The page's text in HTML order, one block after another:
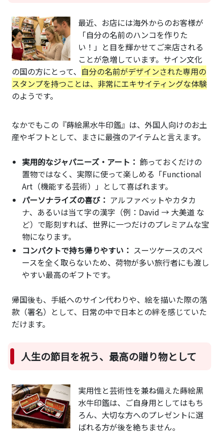
最近、お店には海外からのお客様が
「自分の名前のハンコを作りた
い！」と目を輝かせてご来店される
ことが急増しています。サイン文化
の国の方にとって、 自分の名前がデザインされた専用の
スタンプを持つことは、非常にエキサイティングな体験
のようです。
なかでもこの『蒔絵黒水牛印鑑』は、外国人向けのお土
産やギフトとして、まさに最強のアイテムと言えます。
実用的なジャパニーズ・アート： 飾っておくだけの
置物ではなく、実際に使って楽しめる「Functional
Art（機能する芸術）」として喜ばれます。
パーソナライズの喜び： アルファベットやカタカ
ナ、あるいは当て字の漢字（例：David → 大美道 な
ど）で彫刻すれば、世界に一つだけのプレミアムな宝
物になります。
コンパクトで持ち帰りやすい： スーツケースのスペ
ースを全く取らないため、荷物が多い旅行者にも渡し
やすい最高のギフトです。
帰国後も、手紙へのサイン代わりや、絵を描いた際の落
款（署名）として、日常の中で日本との絆を感じていた
だけます。
人生の節目を祝う、最高の贈り物として
実用性と芸術性を兼ね備えた蒔絵黒
水牛印鑑は、ご自身用としてはもち
ろん、大切な方へのプレゼントに選
ばれる方が後を絶ちません。